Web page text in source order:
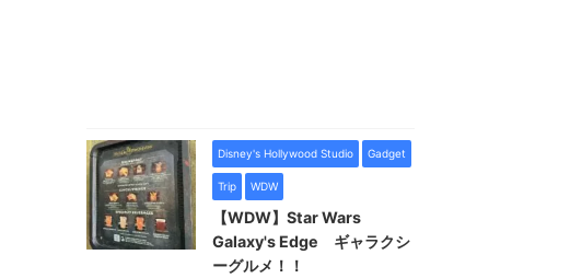
Disney's Hollywood Studio Gadget
Trip WDW
【WDW】Star Wars
Galaxy's Edge ギャラクシ
ーグルメ！！